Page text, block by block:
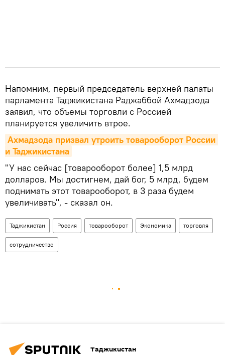
Напомним, первый председатель верхней палаты
парламента Таджикистана Раджаббой Ахмадзода
заявил, что объемы торговли с Россией
планируется увеличить втрое.
Ахмадзода призвал утроить товарооборот России
и Таджикистана
"У нас сейчас [товарооборот более] 1,5 млрд
долларов. Мы достигнем, дай бог, 5 млрд, будем
поднимать этот товарооборот, в 3 раза будем
увеличивать", - сказал он.
Таджикистан Россия товарооборот Экономика торговля
сотрудничество
Таджикистан